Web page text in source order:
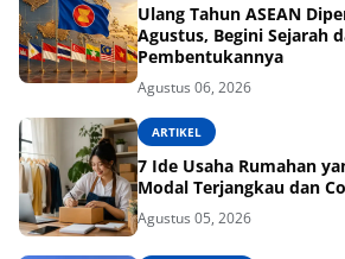
Ulang Tahun ASEAN
Agustus, Begini Sejarah
Pembentukannya
Agustus 06, 2026
ARTIKEL
7 Ide Usaha Rumahan
Modal Terjangkau dan
Agustus 05, 2026